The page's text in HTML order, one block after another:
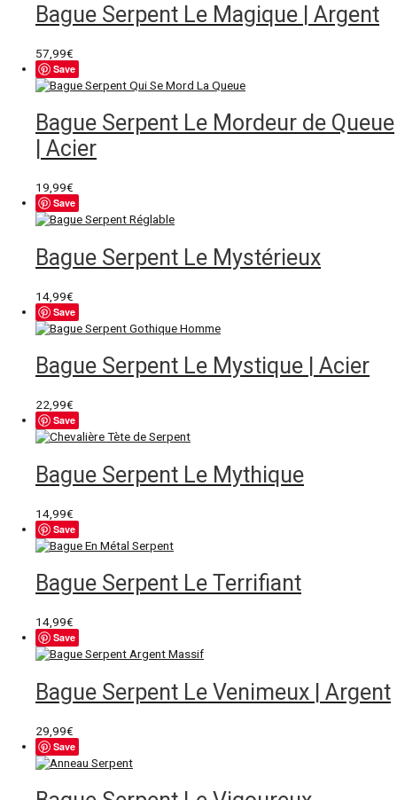
Bague Serpent Le Magique | Argent
57,99€
Save
Bague Serpent Le Mordeur de Queue
| Acier
19,99€
Save
Bague Serpent Le Mystérieux
14,99€
Save
Bague Serpent Le Mystique | Acier
22,99€
Save
Bague Serpent Le Mythique
14,99€
Save
Bague Serpent Le Terrifiant
14,99€
Save
Bague Serpent Le Venimeux | Argent
29,99€
Save